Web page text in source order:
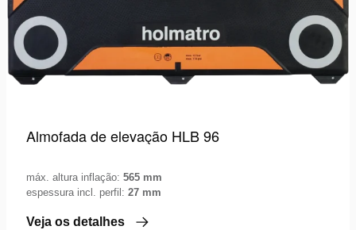
Almofada de elevação HLB 96
máx. altura inflação: 565 mm
espessura incl. perfil: 27 mm
Veja os detalhes